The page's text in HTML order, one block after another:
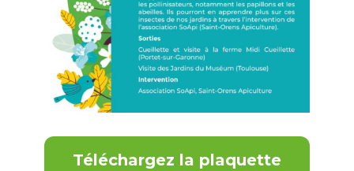
Téléchargez la plaquette